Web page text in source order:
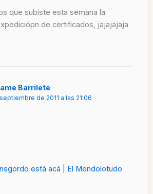
que subiste esta semana la
de certificados, jajajajaja
Barrilete
de 2011 a las 21:06
está acá | El Mendolotudo